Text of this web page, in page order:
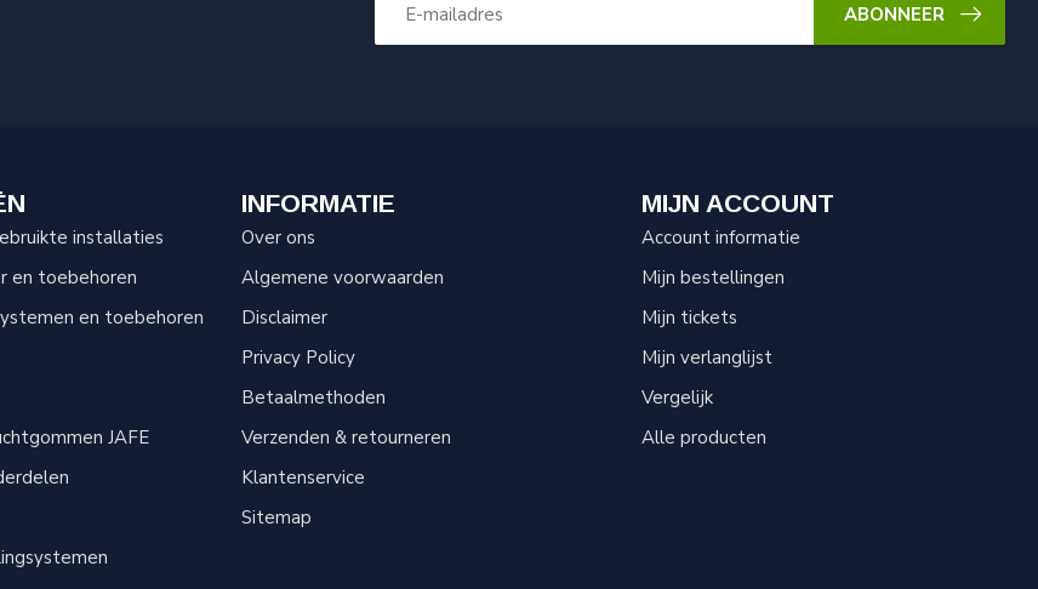
ABONNEER
installaties
en toebehoren
en toebehoren
JAFE
INFORMATIE
Over ons
Algemene voorwaarden
Disclaimer
Privacy Policy
Betaalmethoden
Verzenden & retourneren
Klantenservice
Sitemap
MIJN ACCOUNT
Account informatie
Mijn bestellingen
Mijn tickets
Mijn verlanglijst
Vergelijk
Alle producten